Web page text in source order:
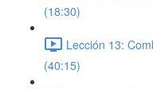
(18:30)
Lección 13:
(40:15)